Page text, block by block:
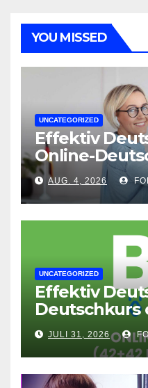
YOU MISSED
UNCATEGORIZED
Effektiv
Online-
flexible
AUG. 4, 2026
UNCATEGORIZED
Effektiv
Deutschkurs
JULI 31, 2026